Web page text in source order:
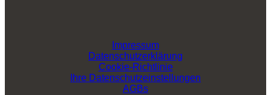
Impressum
Datenschutzerklärung
Cookie-Richtlinie
Ihre Datenschutzeinstellungen
AGBs